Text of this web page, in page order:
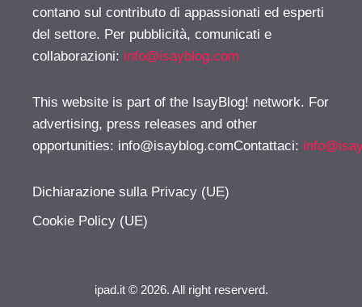
contano sul contributo di appassionati ed esperti
del settore. Per pubblicità, comunicati e
collaborazioni: info@isayblog.com
This website is part of the IsayBlog! network. For
advertising, press releases and other
opportunities: info@isayblog.comContattaci:
Dichiarazione sulla Privacy (UE)
Cookie Policy (UE)
ipad.it © 2026. All right reserverd.